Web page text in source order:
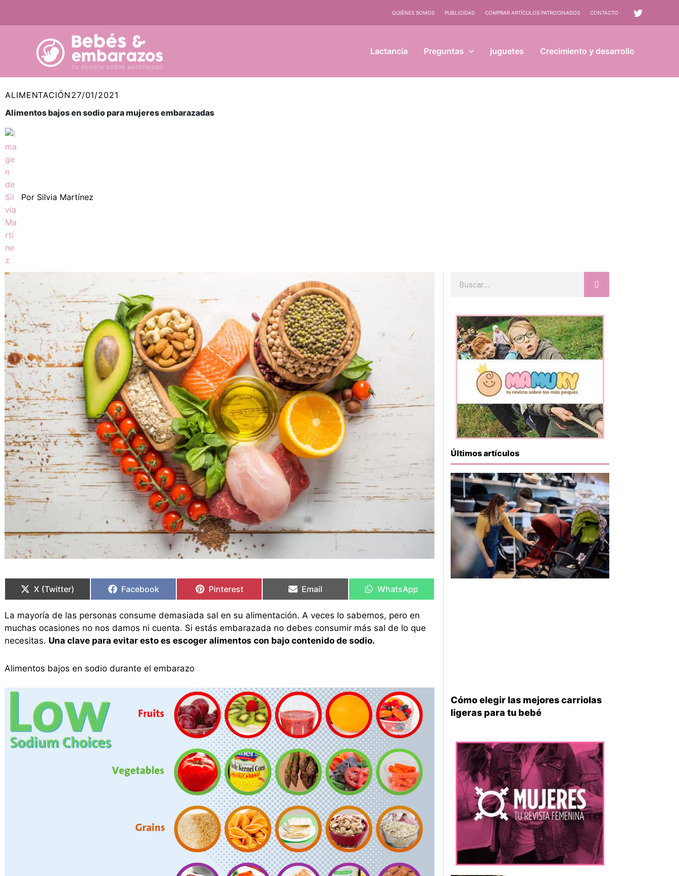
QUIÉNES SOMOS PUBLICIDAD COMPRAR ARTÍCULOS PATROCINADOS CONTACTO
Lactancia Preguntas juguetes Crecimiento y desarrollo
ALIMENTACIÓN 27/01/2021
Alimentos bajos en sodio para mujeres embarazadas
Por Silvia Martínez
en
X (Twitter)
en
Facebook
en
Pinterest
en
Email
en
WhatsApp
La mayoría de las personas consume demasiada sal en su alimentación. A veces lo sabemos, pero en
muchas ocasiones no nos damos ni cuenta. Si estás embarazada no debes consumir más sal de lo que
necesitas. Una clave para evitar esto es escoger alimentos con bajo contenido de sodio.
Alimentos bajos en sodio durante el embarazo
en
en
en
en
en
Últimos artículos
Cómo elegir las mejores carriolas
ligeras para tu bebé